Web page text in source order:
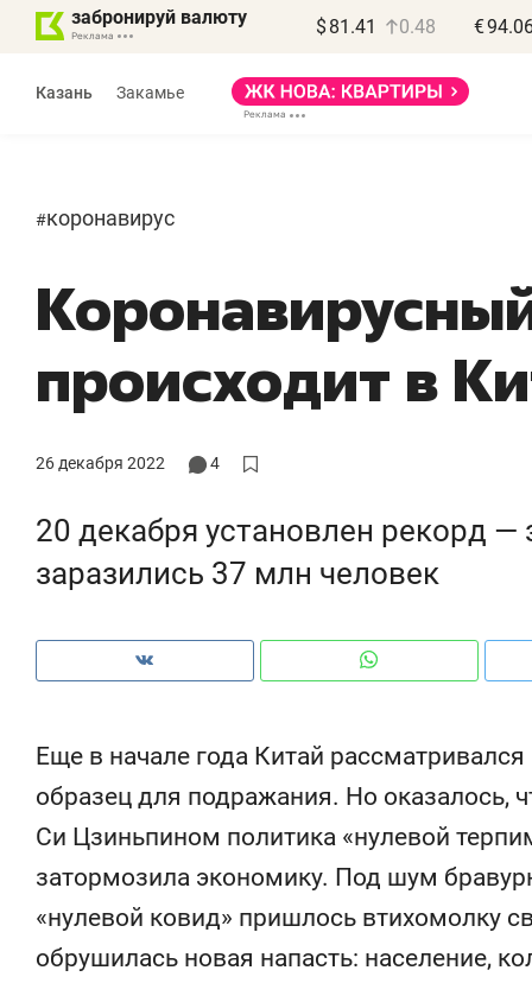
забронируй валюту $ 81.41 0.48 €
Казань Закамье
#коронавирус
происходит в
26 декабря 2022 4
20 декабря установлен рекорд —
заразились 37 млн человек
Еще в начале года Китай
образец для подражания. Но оказалось,
Си Цзиньпином политика «нулевой
затормозила экономику. Под шум
«нулевой ковид» пришлось втихомолку
обрушилась новая напасть: население,
Василь Мазитов
МАРТ
«Не зная местных
потерять минимум
Как бизнесу выйти на зарубежные
рынки, почему надо знать аксакалов и
чем интересен Оман?
Рекомендуем Рекомендуем